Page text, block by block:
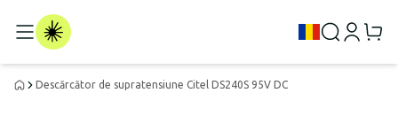
Descărcător de supratensiune Citel DS240S 95V DC